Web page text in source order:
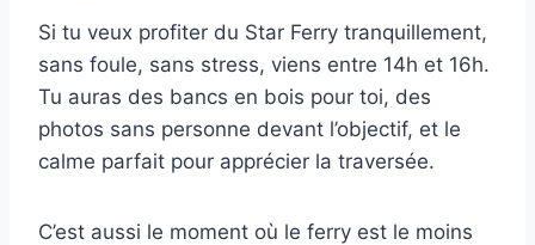
Si tu veux profiter du Star Ferry tranquillement,
sans foule, sans stress, viens entre 14h et 16h.
Tu auras des bancs en bois pour toi, des
photos sans personne devant l’objectif, et le
calme parfait pour apprécier la traversée.
C’est aussi le moment où le ferry est le moins